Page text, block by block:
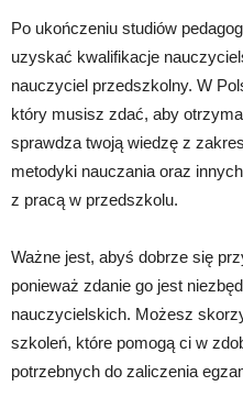
Po ukończeniu studiów
uzyskać kwalifikacje
nauczyciel przedszkolny. W
który musisz zdać, aby
sprawdza twoją wiedzę z
metodyki nauczania oraz
z pracą w przedszkolu.
Ważne jest, abyś dobrze się
ponieważ zdanie go jest
nauczycielskich. Możesz
szkoleń, które pomogą ci w
potrzebnych do zaliczenia